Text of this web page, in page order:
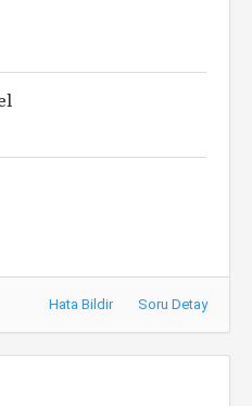
Hata Bildir Soru Detay